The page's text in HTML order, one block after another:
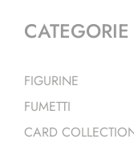
CATEGORIE
FIGURINE
FUMETTI
CARD